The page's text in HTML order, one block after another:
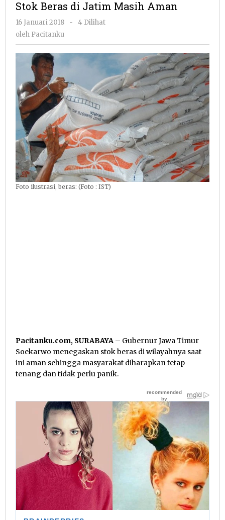
Jatim
Stok Beras di Jatim Masih Aman
16 Januari 2018
oleh
-
4 Dilihat
oleh Pacitanku
Foto ilustrasi, beras: (Foto : IST)
Pacitanku.com, SURABAYA – Gubernur Jawa Timur
Soekarwo menegaskan stok beras di wilayahnya saat
ini aman sehingga masyarakat diharapkan tetap
tenang dan tidak perlu panik.